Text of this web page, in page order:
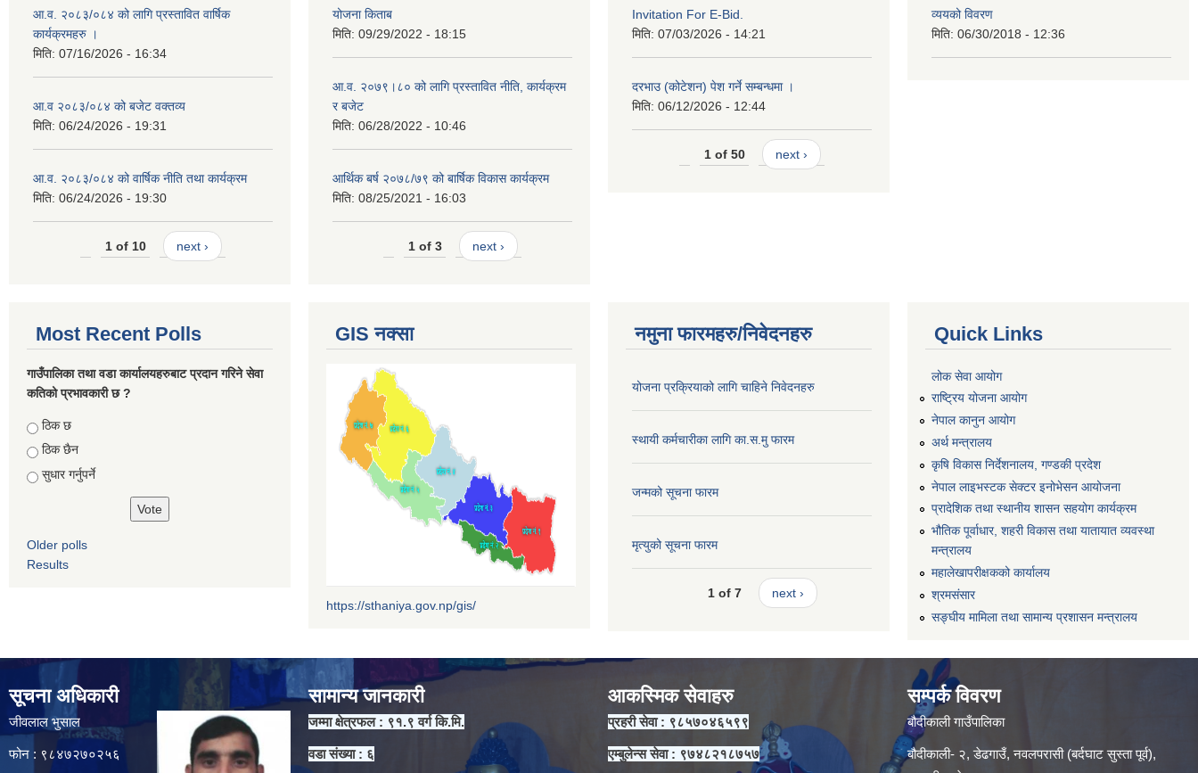
आ.व. २०८३/०८४ को लागि प्रस्तावित वार्षिक
कार्यक्रमहरु ।
मिति: 07/16/2026 - 16:34
आ.व २०८३/०८४ को बजेट वक्तव्य
मिति: 06/24/2026 - 19:31
आ.व. २०८३/०८४ को वार्षिक नीति तथा कार्यक्रम
मिति: 06/24/2026 - 19:30
1 of 10 next ›
योजना किताब
मिति: 09/29/2022 - 18:15
आ.व. २०७९।८० को लागि प्रस्तावित नीति, कार्यक्रम
र बजेट
मिति: 06/28/2022 - 10:46
आर्थिक बर्ष २०७८/७९ को बार्षिक विकास कार्यक्रम
मिति: 08/25/2021 - 16:03
1 of 3 next ›
Invitation For E-Bid.
मिति: 07/03/2026 - 14:21
दरभाउ (कोटेशन) पेश गर्ने सम्बन्धमा ।
मिति: 06/12/2026 - 12:44
1 of 50 next ›
व्ययको विवरण
मिति: 06/30/2018 - 12:36
Most Recent Polls
गाउँपालिका तथा वडा कार्यालयहरुबाट प्रदान गरिने सेवा
कतिको प्रभावकारी छ ?
Choices
ठिक छ
ठिक छैन
सुधार गर्नुपर्ने
Older polls
Results
GIS नक्सा
https://sthaniya.gov.np/gis/
नमुना फारमहरु/निवेदनहरु
योजना प्रक्रियाको लागि चाहिने निवेदनहरु
स्थायी कर्मचारीका लागि का.स.मु फारम
जन्मको सूचना फारम
मृत्युको सूचना फारम
1 of 7 next ›
Quick Links
लोक सेवा आयोग
राष्ट्रिय योजना आयोग
नेपाल कानुन आयोग
अर्थ मन्त्रालय
कृषि विकास निर्देशनालय, गण्डकी प्रदेश
नेपाल लाइभस्टक सेक्टर इनोभेसन आयोजना
प्रादेशिक तथा स्थानीय शासन सहयोग कार्यक्रम
भौतिक पूर्वाधार, शहरी विकास तथा यातायात व्यवस्था
मन्त्रालय
महालेखापरीक्षकको कार्यालय
श्रमसंसार
सङ्घीय मामिला तथा सामान्य प्रशासन मन्त्रालय
सूचना अधिकारी
जीवलाल भुसाल
फोन : ९८४७२७०२५६
सामान्य जानकारी
जम्मा क्षेत्रफल : ९१.९ वर्ग कि.मि.
वडा संख्या : ६
आकस्मिक सेवाहरु
प्रहरी सेवा : ९८५७०४६५९९
एम्बुलेन्स सेवा : ९७४८२१८७५७
सम्पर्क विवरण
बौदीकाली गाउँपालिका
बौदीकाली- २, डेढगाउँ, नवलपरासी (बर्दघाट सुस्ता पूर्व),